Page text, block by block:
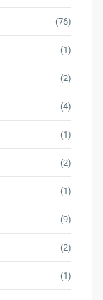
(76)
(1)
(2)
(4)
(1)
(2)
(1)
(9)
(2)
(1)